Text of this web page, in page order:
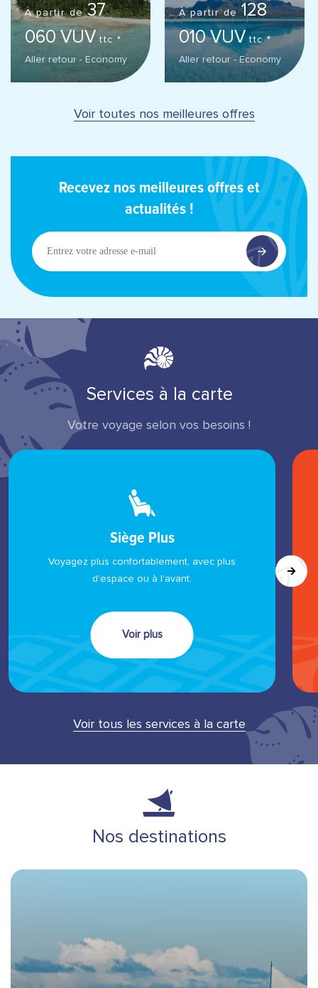
À partir de37
060 VUV ttc *
Aller retour - Economy
À partir de128
010 VUV ttc *
Aller retour - Economy
Voir toutes nos meilleures offres
Recevez nos meilleures offres et
actualités !
Entrez
votre
adresse
e-
Services à la carte
Votre voyage selon vos besoins !
Siège Plus
Voyagez plus confortablement, avec plus
d'espace ou à l'avant.
Voir plus
Voir tous les services à la carte
Nos destinations
Bannière Hero image